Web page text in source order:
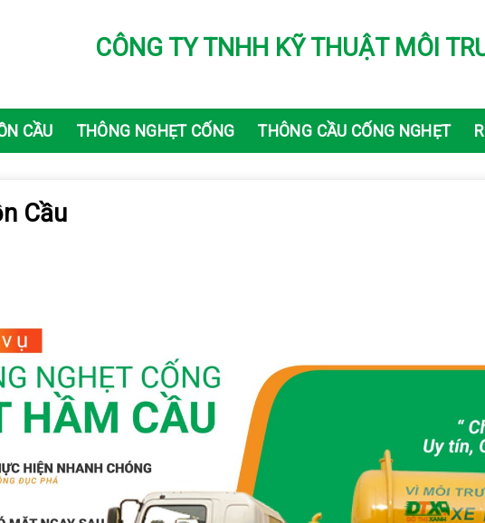
CÔNG TY TNHH KỸ THUẬT MÔI
CẦU THÔNG NGHẸT CỐNG THÔNG CẦU CỐNG NGHẸT
Cầu